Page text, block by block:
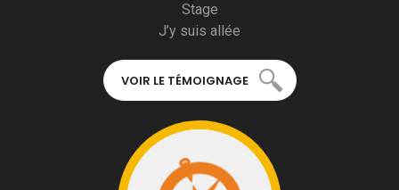
Stage
J’y suis allée
VOIR LE TÉMOIGNAGE